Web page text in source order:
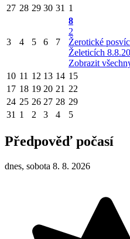
27 28 29 30 31 1
3 4 5 6 7
8
2
Žerotické
Želeticích
Zobrazit
10 11 12 13 14 15
17 18 19 20 21 22
24 25 26 27 28 29
31 1 2 3 4 5
Předpověď počasí
dnes, sobota 8. 8. 2026